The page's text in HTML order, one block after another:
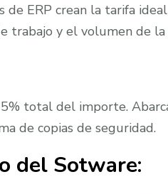
de ERP crean la tarifa
trabajo y el volumen de la
total del importe.
de copias de seguridad.
del Sotware: